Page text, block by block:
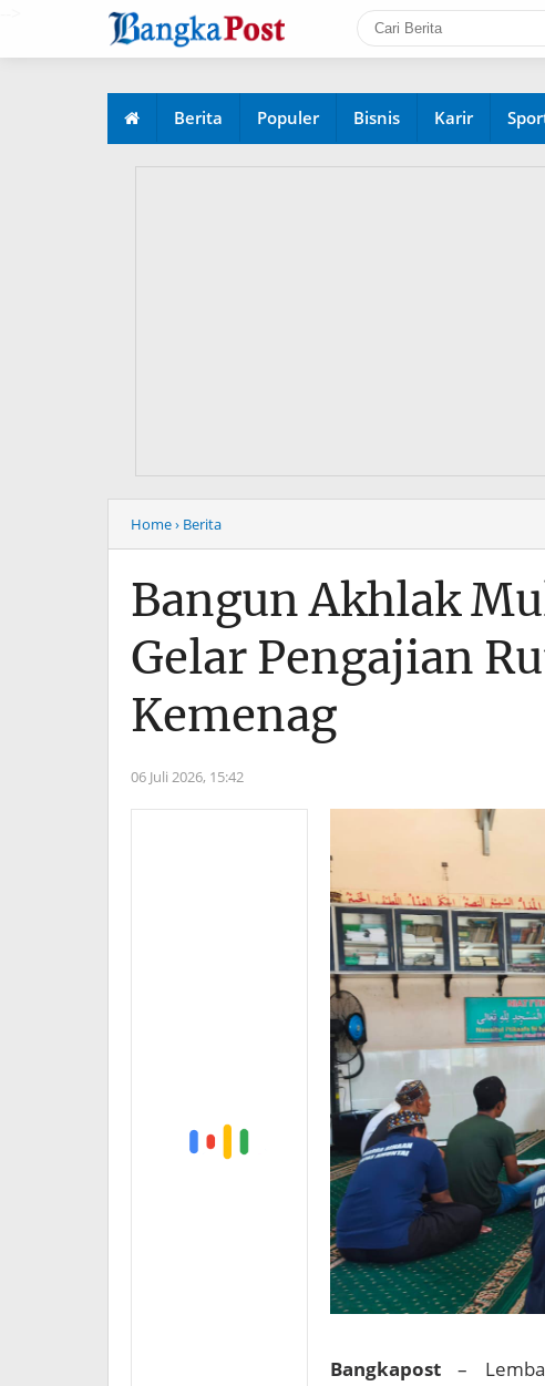
Berita Populer Bisnis Karir
Home› Berita
Bangun Akhlak
Gelar Pengajian
Kemenag
06 Juli 2026, 15:42
Bangkapost–